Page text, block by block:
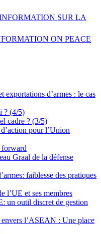
SUR LA
ON PEACE
exportations d’armes : le cas
? (4/5)
cadre ? (3/5)
pour l’Union
Graal de la défense
faiblesse des pratiques
l’UE et ses membres
un outil discret de gestion
l’ASEAN : Une place